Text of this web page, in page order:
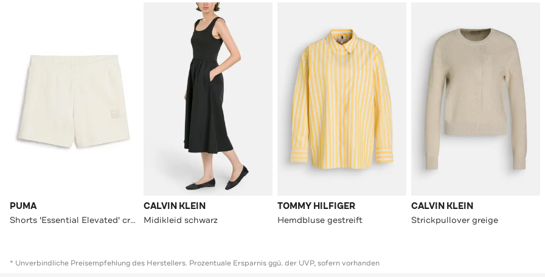
PUMA
Shorts 'Essential Elevated' creme
CALVIN KLEIN
Midikleid schwarz
TOMMY HILFIGER
Hemdbluse gestreift
CALVIN KLEIN
Strickpullover greige
* Unverbindliche Preisempfehlung des Herstellers. Prozentuale Ersparnis ggü. der UVP, sofern vorhanden